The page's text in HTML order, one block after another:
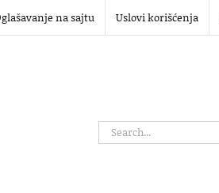
na sajtu Uslovi korišćenja
Search